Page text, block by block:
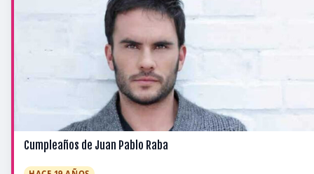
Cumpleaños de Juan Pablo Raba